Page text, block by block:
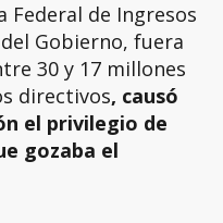
Federal de Ingresos
Gobierno, fuera
30 y 17 millones
directivos, causó
el privilegio de
gozaba el